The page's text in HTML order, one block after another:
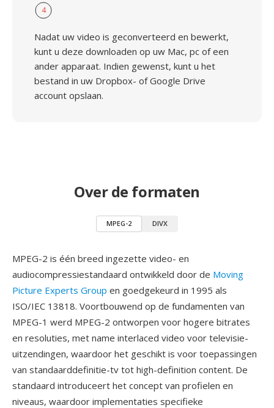
4
Nadat uw video is geconverteerd en bewerkt,
kunt u deze downloaden op uw Mac, pc of een
ander apparaat. Indien gewenst, kunt u het
bestand in uw Dropbox- of Google Drive
account opslaan.
Over de formaten
MPEG-2 DIVX
MPEG-2 is één breed ingezette video- en
audiocompressiestandaard ontwikkeld door de Moving
Picture Experts Group en goedgekeurd in 1995 als
ISO/IEC 13818. Voortbouwend op de fundamenten van
MPEG-1 werd MPEG-2 ontworpen voor hogere bitrates
en resoluties, met name interlaced video voor televisie-
uitzendingen, waardoor het geschikt is voor toepassingen
van standaarddefinitie-tv tot high-definition content. De
standaard introduceert het concept van profielen en
niveaus, waardoor implementaties specifieke